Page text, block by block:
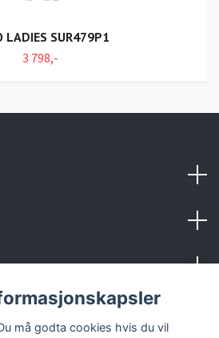
LADIES SUR479P1
3 798,-
må godta cookies hvis du vil